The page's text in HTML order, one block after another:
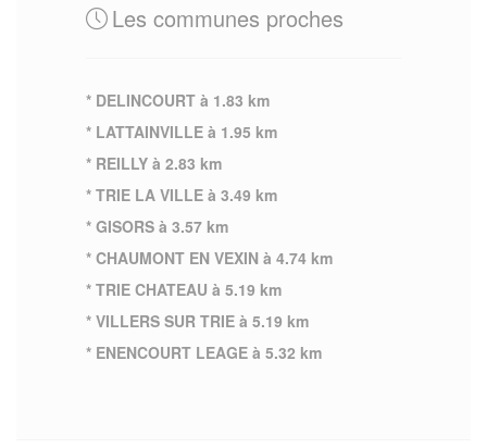
Les communes proches
* DELINCOURT à 1.83 km
* LATTAINVILLE à 1.95 km
* REILLY à 2.83 km
* TRIE LA VILLE à 3.49 km
* GISORS à 3.57 km
* CHAUMONT EN VEXIN à 4.74 km
* TRIE CHATEAU à 5.19 km
* VILLERS SUR TRIE à 5.19 km
* ENENCOURT LEAGE à 5.32 km